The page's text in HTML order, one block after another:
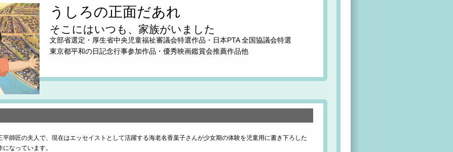
うしろの正面だあれ
そこにはいつも、家族がいました
文部省選定・厚生省中央児童福祉審議会特選作品・日本PTA 全国協議会特選
東京都平和の日記念行事参加作品・優秀映画鑑賞会推薦作品他
平師匠の夫人で、現在はエッセイストとして活躍する海老名香葉子さんが少女期の体験を児童用に書き下ろした
になっています。